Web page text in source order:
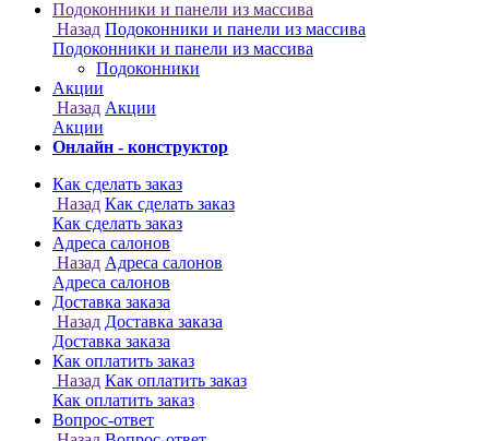
Онлайн - конструктор